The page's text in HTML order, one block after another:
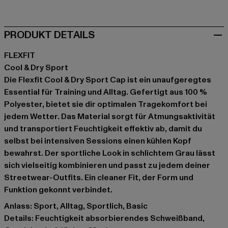
PRODUKT DETAILS
FLEXFIT
Cool & Dry Sport
Die Flexfit Cool & Dry Sport Cap ist ein unaufgeregtes
Essential für Training und Alltag. Gefertigt aus 100 %
Polyester, bietet sie dir optimalen Tragekomfort bei
jedem Wetter. Das Material sorgt für Atmungsaktivität
und transportiert Feuchtigkeit effektiv ab, damit du
selbst bei intensiven Sessions einen kühlen Kopf
bewahrst. Der sportliche Look in schlichtem Grau lässt
sich vielseitig kombinieren und passt zu jedem deiner
Streetwear-Outfits. Ein cleaner Fit, der Form und
Funktion gekonnt verbindet.
Anlass: Sport, Alltag, Sportlich, Basic
Details: Feuchtigkeit absorbierendes Schweißband,